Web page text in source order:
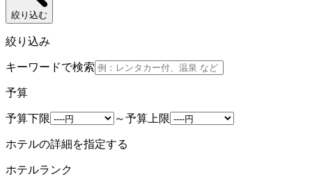
絞り込む
絞り込み
キーワードで検索
予算
予算下限 ～予算上限
ホテルの詳細を指定する
ホテルランク